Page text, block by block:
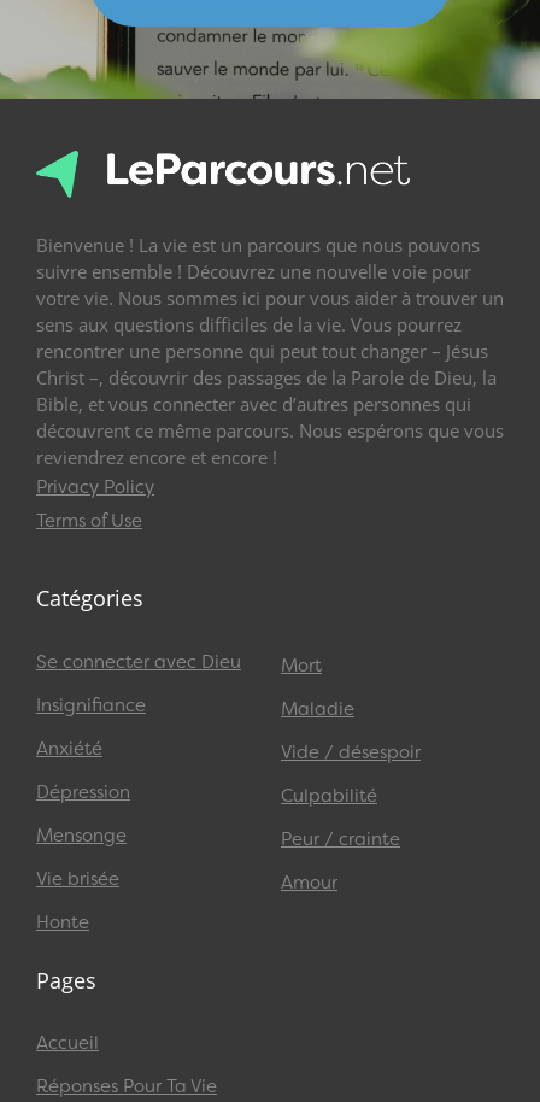
Bienvenue ! La vie est un parcours que nous pouvons
suivre ensemble ! Découvrez une nouvelle voie pour
votre vie. Nous sommes ici pour vous aider à trouver un
sens aux questions difficiles de la vie. Vous pourrez
rencontrer une personne qui peut tout changer – Jésus
Christ –, découvrir des passages de la Parole de Dieu, la
Bible, et vous connecter avec d’autres personnes qui
découvrent ce même parcours. Nous espérons que vous
reviendrez encore et encore !
Privacy Policy
Terms of Use
Catégories
Se connecter avec Dieu
Insignifiance
Anxiété
Dépression
Mensonge
Vie brisée
Honte
Mort
Maladie
Vide / désespoir
Culpabilité
Peur / crainte
Amour
Pages
Accueil
Réponses Pour Ta Vie